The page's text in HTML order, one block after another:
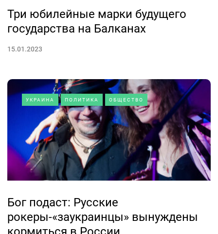
Три юбилейные марки будущего
государства на Балканах
15.01.2023
УКРАИНА ПОЛИТИКА ОБЩЕСТВО
Бог подаст: Русские
рокеры-«заукраинцы» вынуждены